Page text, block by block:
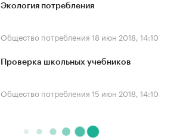
Экология потребления
Общество потребления 18 июн 2018, 14:10
Проверка школьных учебников
Общество потребления 15 июн 2018, 14:10